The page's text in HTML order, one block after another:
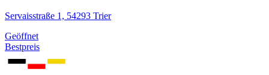
Servaisstraße 1, 54293 Trier
Geöffnet
Bestpreis